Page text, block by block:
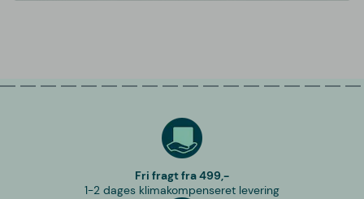
Fri fragt fra 499,-
1-2 dages klimakompenseret levering